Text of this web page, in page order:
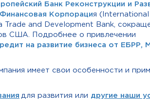
Банк Реконструкции и
Корпорация (International
Trade and Development Bank,
США.
Подробнее о привлечении
на развитие бизнеса от ЕБРР,
имеет свои особенности и
для развития или другие наши